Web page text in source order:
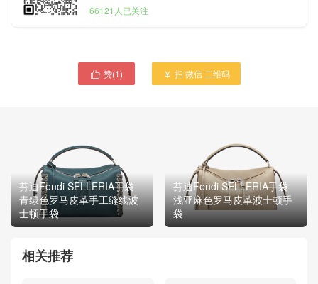
66121人已关注
 赞(1)  扫 微信 二维码
芬迪Fendi SELLERIA手袋
青绿色罗马皮革手工缝线波
士顿手袋
芬迪Fendi SELLERIA手袋
浅亚麻色罗马皮革波士顿手
袋
相关推荐